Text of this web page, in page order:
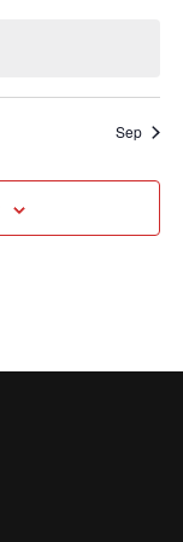
Sep